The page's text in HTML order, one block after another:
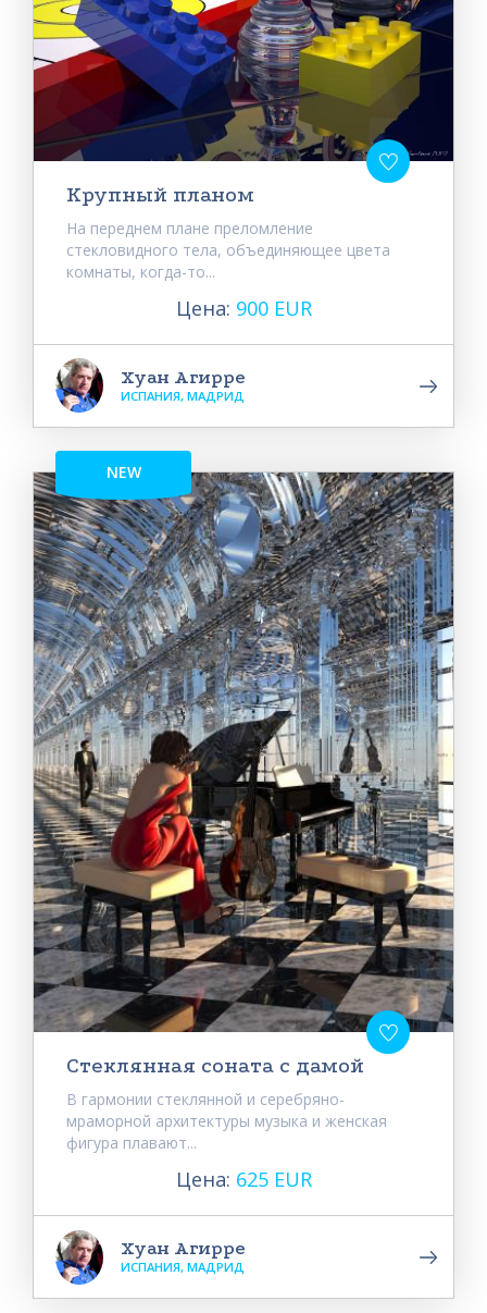
Крупный планом
На переднем плане преломление
стекловидного тела, объединяющее цвета
комнаты, когда-то...
Цена: 900 EUR
Хуан Агирре
ИСПАНИЯ, МАДРИД
NEW
Стеклянная соната с дамой
В гармонии стеклянной и серебряно-
мраморной архитектуры музыка и женская
фигура плавают...
Цена: 625 EUR
Хуан Агирре
ИСПАНИЯ, МАДРИД